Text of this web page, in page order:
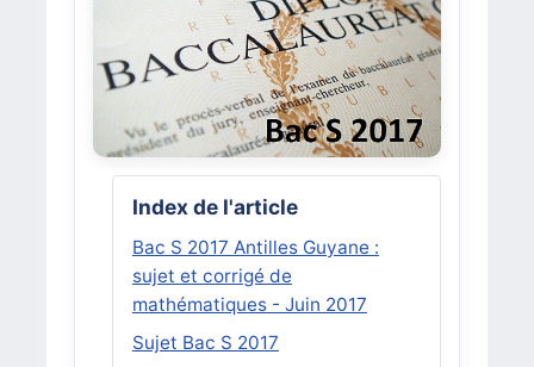
Index de l'article
Bac S 2017 Antilles Guyane :
sujet et corrigé de
mathématiques - Juin 2017
Sujet Bac S 2017